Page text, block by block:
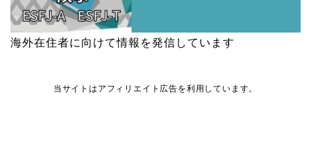
海外在住者に向けて情報を発信しています
当サイトはアフィリエイト広告を利用しています。